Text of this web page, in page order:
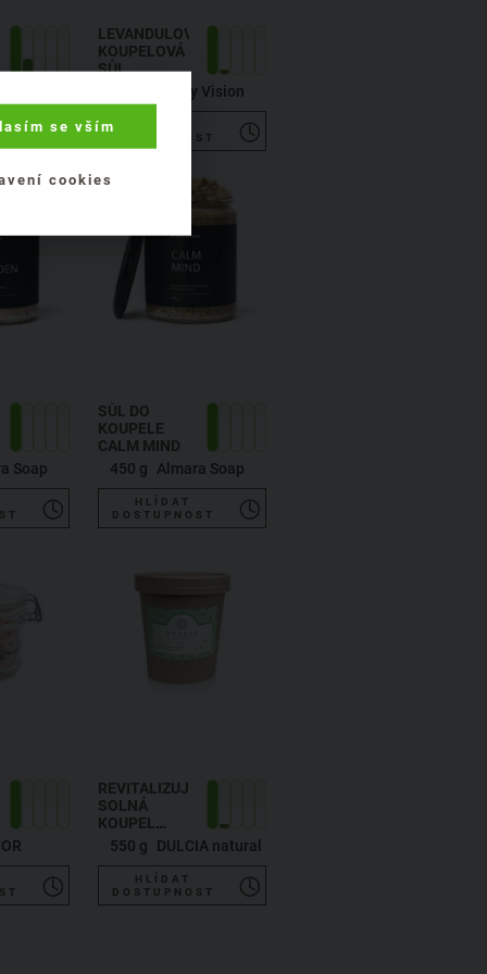
LEVANDULOVÁ
KOUPELOVÁ
SŮL
Purity Vision
DOSTUPNOST
Soap
SŮL DO
KOUPELE
CALM MIND
450 g
Almara Soap
HLÍDAT
DOSTUPNOST
REVITALIZUJÍCÍ
SOLNÁ
KOUPEL
SMRK A
EUCALYPTUS
550 g DULCIA natural
HLÍDAT
DOSTUPNOST
se vším
cookies